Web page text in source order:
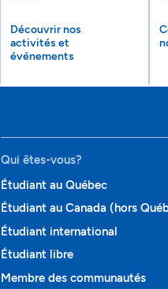
Découvrir nos
activités et
événements
Qui êtes-vous?
Étudiant au Québec
Étudiant au Canada (hors
Étudiant international
Étudiant libre
Membre des communautés